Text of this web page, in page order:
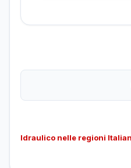
Idraulico nelle regioni